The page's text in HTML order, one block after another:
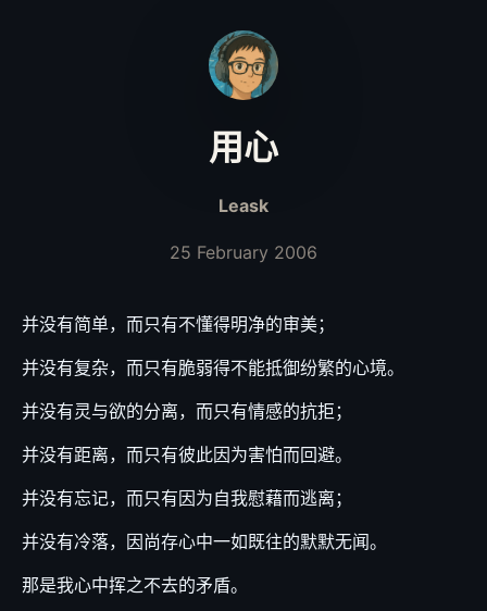
用心
Leask
25 February 2006
并没有简单，而只有不懂得明净的审美；
并没有复杂，而只有脆弱得不能抵御纷繁的心境。
并没有灵与欲的分离，而只有情感的抗拒；
并没有距离，而只有彼此因为害怕而回避。
并没有忘记，而只有因为自我慰藉而逃离；
并没有冷落，因尚存心中一如既往的默默无闻。
那是我心中挥之不去的矛盾。